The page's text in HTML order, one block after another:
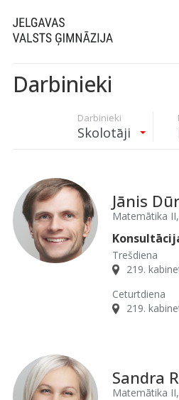
Darbinieki
Darbinieki
Skolotāji
Jānis
Matemātika
Trešdiena
219.
Ceturtdiena
219.
Sandra
Matemātika